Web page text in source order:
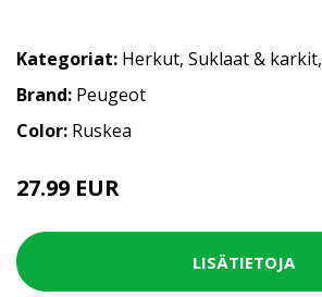
Kategoriat: Herkut, Suklaat & karkit,
Brand: Peugeot
Color: Ruskea
27.99 EUR
LISÄTIETOJA